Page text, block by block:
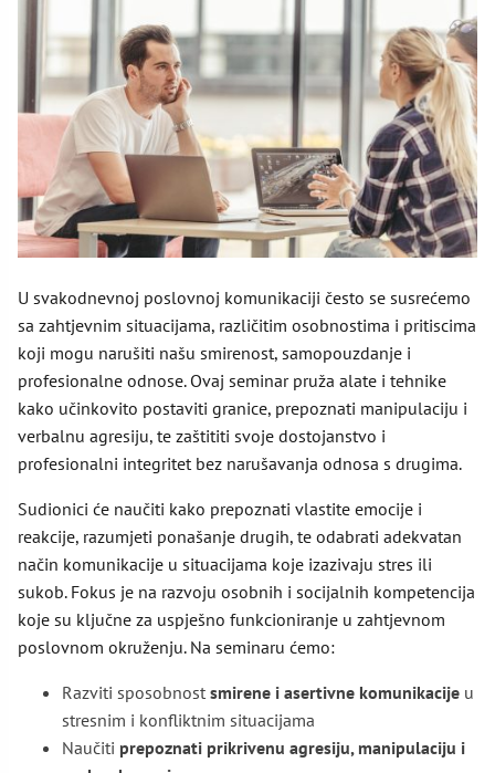
U svakodnevnoj poslovnoj komunikaciji često se susrećemo
sa zahtjevnim situacijama, različitim osobnostima i pritiscima
koji mogu narušiti našu smirenost, samopouzdanje i
profesionalne odnose. Ovaj seminar pruža alate i tehnike
kako učinkovito postaviti granice, prepoznati manipulaciju i
verbalnu agresiju, te zaštititi svoje dostojanstvo i
profesionalni integritet bez narušavanja odnosa s drugima.
Sudionici će naučiti kako prepoznati vlastite emocije i
reakcije, razumjeti ponašanje drugih, te odabrati adekvatan
način komunikacije u situacijama koje izazivaju stres ili
sukob. Fokus je na razvoju osobnih i socijalnih kompetencija
koje su ključne za uspješno funkcioniranje u zahtjevnom
poslovnom okruženju. Na seminaru ćemo:
Razviti sposobnost smirene i asertivne komunikacije u
stresnim i konfliktnim situacijama
Naučiti prepoznati prikrivenu agresiju, manipulaciju i